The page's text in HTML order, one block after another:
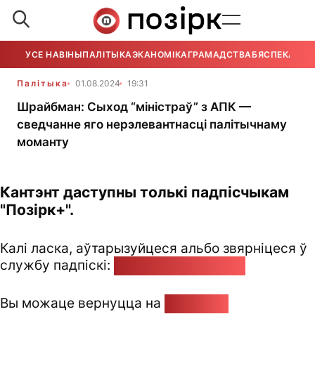
УСЕ НАВІНЫПАЛІТЫКАЭКАНОМІКАГРАМАДСТВАБЯСПЕКА
Палітыка 01.08.2024 19:31
Шрайбман: Сыход “міністраў” з АПК —
сведчанне яго нерэлевантнасці палітычнаму
моманту
Кантэнт даступны толькі падпісчыкам
"Позірк+".
Калі ласка, аўтарызуйцеся альбо звярніцеся ў
службу падпіскі:
Вы можаце вернуцца на